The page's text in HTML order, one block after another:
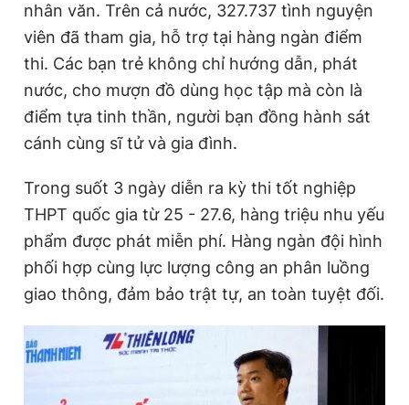
nhân văn. Trên cả nước, 327.737 tình nguyện
viên đã tham gia, hỗ trợ tại hàng ngàn điểm
thi. Các bạn trẻ không chỉ hướng dẫn, phát
nước, cho mượn đồ dùng học tập mà còn là
điểm tựa tinh thần, người bạn đồng hành sát
cánh cùng sĩ tử và gia đình.
Trong suốt 3 ngày diễn ra kỳ thi tốt nghiệp
THPT quốc gia từ 25 - 27.6, hàng triệu nhu yếu
phẩm được phát miễn phí. Hàng ngàn đội hình
phối hợp cùng lực lượng công an phân luồng
giao thông, đảm bảo trật tự, an toàn tuyệt đối.